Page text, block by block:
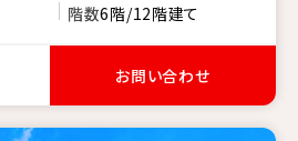
階数6階/12階建て
お問い合わせ